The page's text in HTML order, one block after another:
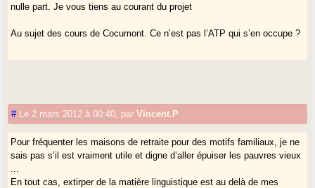
nulle part. Je vous tiens au courant du projet
Au sujet des cours de Cocumont. Ce n’est pas l’ATP qui s’en occupe ?
# Le 2 mars 2012 à 00:40 parVincent.P
Pour fréquenter les maisons de retraite pour des motifs familiaux, je ne
sais pas s’il est vraiment utile et digne d’aller épuiser les pauvres vieux
En tout cas, extirper de la matière linguistique est au delà de mes